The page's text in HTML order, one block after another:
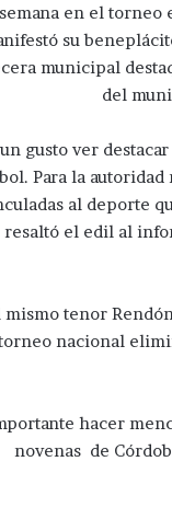
semana en el
su
municipal
del
un gusto ver
Para la
al deporte
resaltó el edil al
mismo tenor
nacional
hacer
novenas de